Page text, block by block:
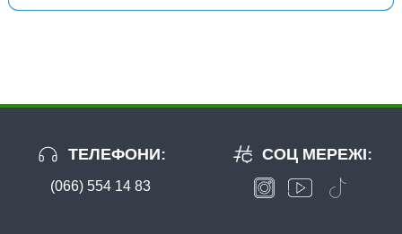
ТЕЛЕФОНИ:
(066) 554 14 83
СОЦ МЕРЕЖІ: